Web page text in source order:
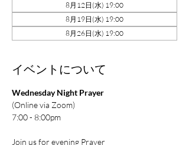
8月12日(水) 19:00
8月19日(水) 19:00
8月26日(水) 19:00
イベントについて
Wednesday Night Prayer
(Online via Zoom)
7:00 - 8:00pm
Join us for evening Prayer